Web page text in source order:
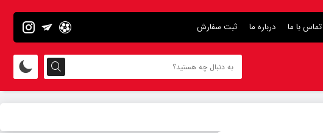
تماس با ما درباره ما ثبت سفارش